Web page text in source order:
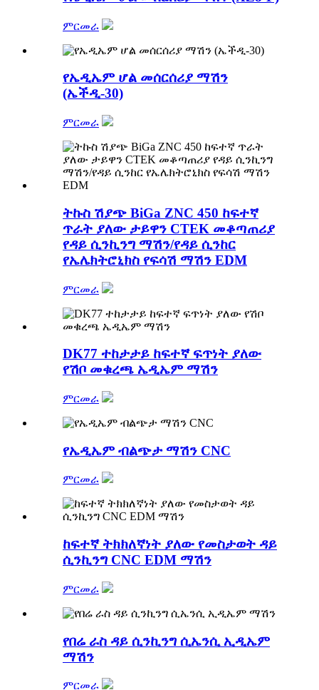
ምርመራ
የኤዲኤም ሆል መሰርሰሪያ ማሽን
(ኤችዲ-30)
ምርመራ
ትኩስ ሽያጭ BiGa ZNC 450 ከፍተኛ
ጥራት ያለው ታይዋን CTEK መቆጣጠሪያ
የዳይ ሲንኪንግ ማሽን/የዳይ ሲንከር
የኤሌክትሮኒክስ የፍሳሽ ማሽን EDM
ምርመራ
DK77 ተከታታይ ከፍተኛ ፍጥነት ያለው
የሽቦ መቁረጫ ኤዲኤም ማሽን
ምርመራ
የኤዲኤም ብልጭታ ማሽን CNC
ምርመራ
ከፍተኛ ትክክለኛነት ያለው የመስታወት ዳይ
ሲንኪንግ CNC EDM ማሽን
ምርመራ
የበሬ ራስ ዳይ ሲንኪንግ ሲኤንሲ ኢዲኤም
ማሽን
ምርመራ